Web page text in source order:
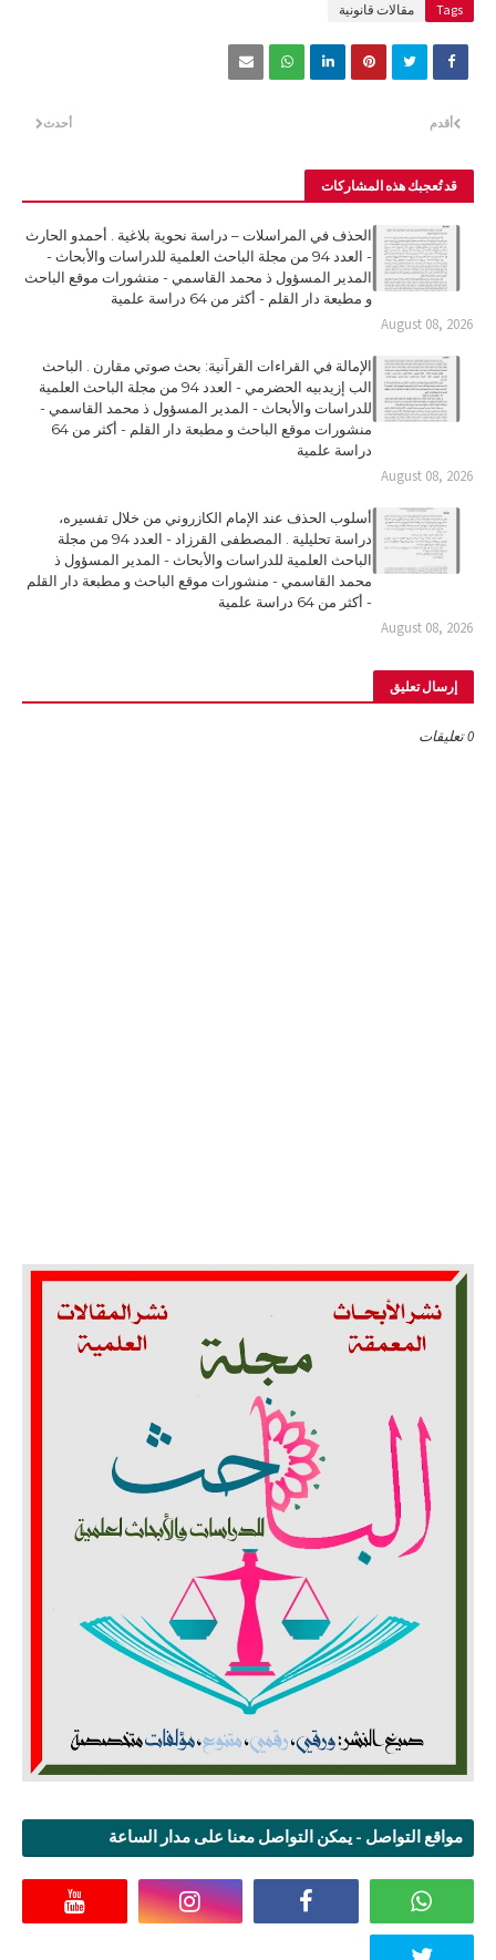
Tags مقالات قانونية
أحدث أقدم
قد تُعجبك هذه المشاركات
الحذف في المراسلات – دراسة نحوية بلاغية . أحمدو الحارث
- العدد 94 من مجلة الباحث العلمية للدراسات والأبحاث -
المدير المسؤول ذ محمد القاسمي - منشورات موقع الباحث
و مطبعة دار القلم - أكثر من 64 دراسة علمية
August 08, 2026
الإمالة في القراءات القرآنية: بحث صوتي مقارن . الباحث
الب إزيدبيه الحضرمي - العدد 94 من مجلة الباحث العلمية
للدراسات والأبحاث - المدير المسؤول ذ محمد القاسمي -
منشورات موقع الباحث و مطبعة دار القلم - أكثر من 64
دراسة علمية
August 08, 2026
أسلوب الحذف عند الإمام الكازروني من خلال تفسيره،
دراسة تحليلية . المصطفى القرزاد - العدد 94 من مجلة
الباحث العلمية للدراسات والأبحاث - المدير المسؤول ذ
محمد القاسمي - منشورات موقع الباحث و مطبعة دار القلم
- أكثر من 64 دراسة علمية
August 08, 2026
إرسال تعليق
0 تعليقات
مواقع التواصل - يمكن التواصل معنا على مدار الساعة